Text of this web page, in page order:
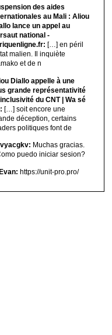
des aides
au Mali : Aliou
lance un appel au
national -
[…] en péril
malien. Il inquiète
et de n
Diallo appelle à une
grande représentativité
du CNT | Wa sé
[…] soit encore une
déception, certains
politiques font de
Muchas gracias.
puedo iniciar sesion?
https://unit-pro.pro/